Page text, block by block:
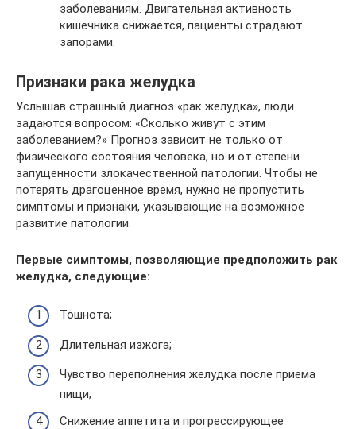
заболеваниям. Двигательная активность
кишечника снижается, пациенты страдают
запорами.
Признаки рака желудка
Услышав страшный диагноз «рак желудка», люди
задаются вопросом: «Сколько живут с этим
заболеванием?» Прогноз зависит не только от
физического состояния человека, но и от степени
запущенности злокачественной патологии. Чтобы не
потерять драгоценное время, нужно не пропустить
симптомы и признаки, указывающие на возможное
развитие патологии.
Первые симптомы, позволяющие предположить рак
желудка, следующие:
Тошнота;
Длительная изжога;
Чувство переполнения желудка после приема
пищи;
Снижение аппетита и прогрессирующее